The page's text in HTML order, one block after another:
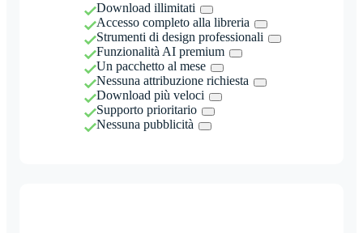
Download illimitati
Accesso completo alla libreria
Strumenti di design professionali
Funzionalità AI premium
Un pacchetto al mese
Nessuna attribuzione richiesta
Download più veloci
Supporto prioritario
Nessuna pubblicità